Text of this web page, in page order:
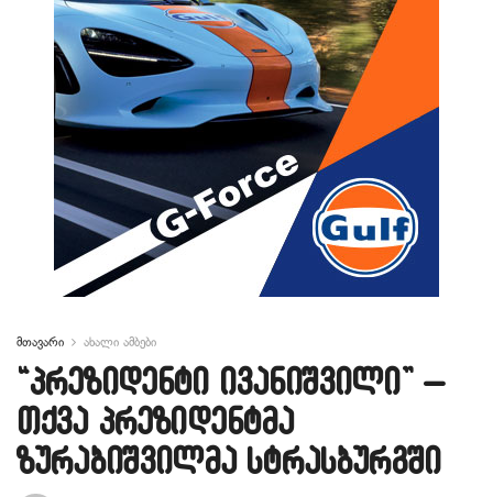
მთავარი ახალი ამბები
“პრეზიდენტი ივანიშვილი” –
თქვა პრეზიდენტმა
ზურაბიშვილმა სტრასბურგში